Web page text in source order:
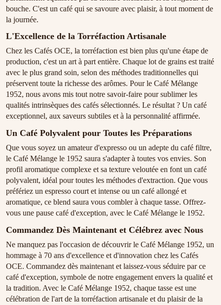
bouche. C'est un café qui se savoure avec plaisir, à tout moment de
la journée.
L'Excellence de la Torréfaction Artisanale
Chez les Cafés OCE, la torréfaction est bien plus qu'une étape de
production, c'est un art à part entière. Chaque lot de grains est traité
avec le plus grand soin, selon des méthodes traditionnelles qui
préservent toute la richesse des arômes. Pour le Café Mélange
1952, nous avons mis tout notre savoir-faire pour sublimer les
qualités intrinsèques des cafés sélectionnés. Le résultat ? Un café
exceptionnel, aux saveurs subtiles et à la personnalité affirmée.
Un Café Polyvalent pour Toutes les Préparations
Que vous soyez un amateur d'expresso ou un adepte du café filtre,
le Café Mélange le 1952 saura s'adapter à toutes vos envies. Son
profil aromatique complexe et sa texture veloutée en font un café
polyvalent, idéal pour toutes les méthodes d'extraction. Que vous
préfériez un espresso court et intense ou un café allongé et
aromatique, ce blend saura vous combler à chaque tasse. Offrez-
vous une pause café d'exception, avec le Café Mélange le 1952.
Commandez Dès Maintenant et Célébrez avec Nous
Ne manquez pas l'occasion de découvrir le Café Mélange 1952, un
hommage à 70 ans d'excellence et d'innovation chez les Cafés
OCE. Commandez dès maintenant et laissez-vous séduire par ce
café d'exception, symbole de notre engagement envers la qualité et
la tradition. Avec le Café Mélange 1952, chaque tasse est une
célébration de l'art de la torréfaction artisanale et du plaisir de la